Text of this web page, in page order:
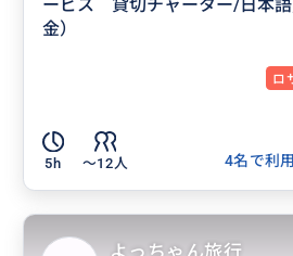
ービス 貸切チャーター/日本
金）
ロ
5h 〜12人
4名で利
よっちゃん旅行